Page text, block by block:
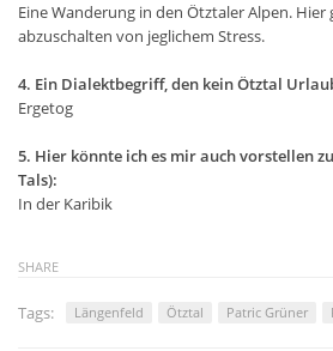
Eine Wanderung in den Ötztaler Alpen. Hier
abzuschalten von jeglichem Stress.
4. Ein Dialektbegriff, den kein Ötztal
Ergetog
5. Hier könnte ich es mir auch vorstellen
Tals):
In der Karibik
SHARE
Tags: Längenfeld Ötztal Patric Grüner